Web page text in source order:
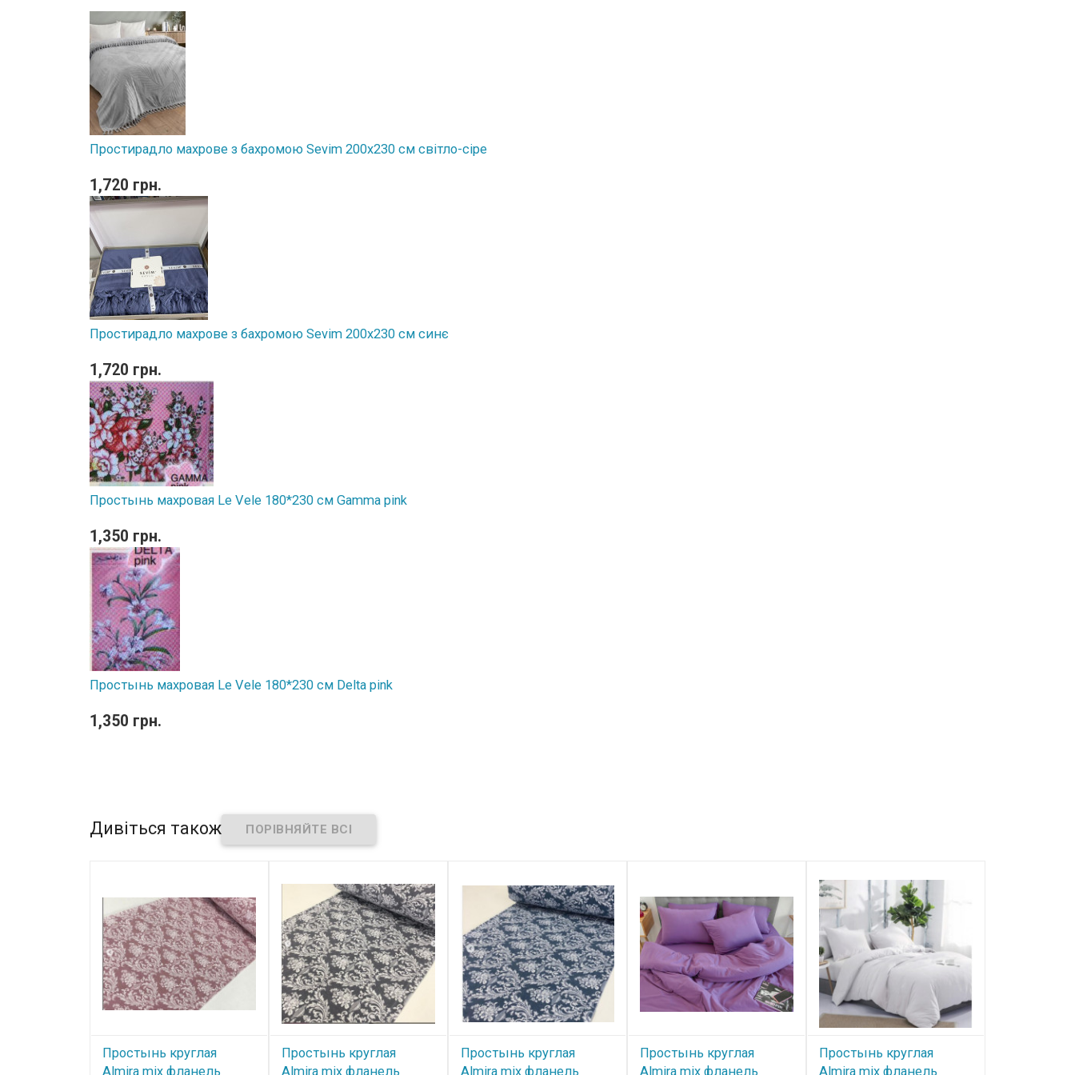
Простирадло махрове з бахромою Sevim 200x230 см світло-сіре
1,720 грн.
Простирадло махрове з бахромою Sevim 200x230 см синє
1,720 грн.
Простынь махровая Le Vele 180*230 см Gamma pink
1,350 грн.
Простынь махровая Le Vele 180*230 см Delta pink
1,350 грн.
Дивіться також
Простынь круглая
Almira mix фланель
Простынь круглая
Almira mix фланель
Простынь круглая
Almira mix фланель
Простынь круглая
Almira mix фланель
Простынь круглая
Almira mix фланель